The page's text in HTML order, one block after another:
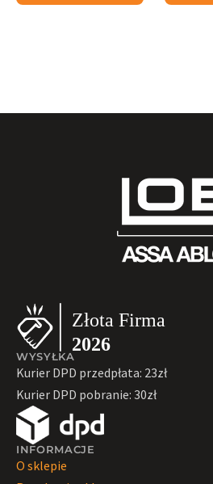
WYSYŁKA
Kurier DPD przedpłata: 23zł
Kurier DPD pobranie: 30zł
INFORMACJE
O sklepie